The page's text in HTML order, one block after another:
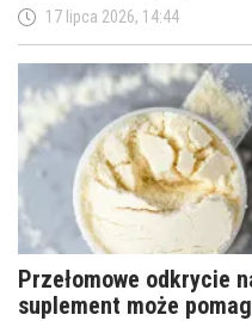
17 lipca 2026, 14:44
Przełomowe odkrycie
suplement może